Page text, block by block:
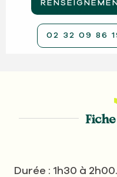
02 32 09 86
Durée : 1h30 à 2h00.